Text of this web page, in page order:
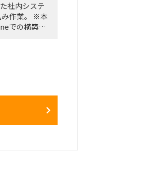
度が比較的
社内システ
み作業。 ※本
での構築が